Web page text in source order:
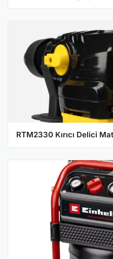
RTM2330 Kırıcı Delici